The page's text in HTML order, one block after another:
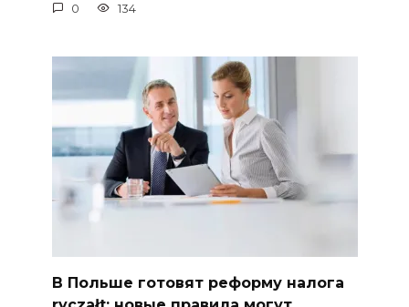
0 134
В Польше готовят реформу налога